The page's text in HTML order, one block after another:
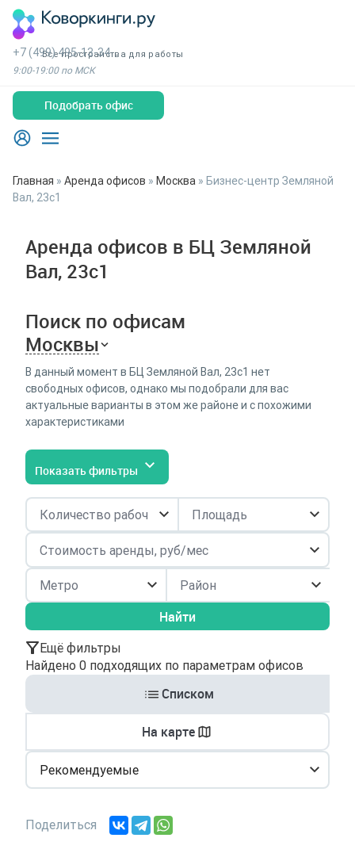
Все пространства для работы
+7 (499) 495-13-34
9:00-19:00 по МСК
Подобрать офис
Главная » Аренда офисов » Москва » Бизнес-центр Земляной
Вал, 23с1
Аренда офисов в БЦ Земляной
Вал, 23с1
Поиск по офисам
Москвы
В данный момент в БЦ Земляной Вал, 23с1 нет
свободных офисов, однако мы подобрали для вас
актуальные варианты в этом же районе и с похожими
характеристиками
Показать фильтры
Район
Найти
Ещё фильтры
Найдено 0 подходящих по параметрам офисов
Списком
На карте
Рекомендуемые
Поделиться